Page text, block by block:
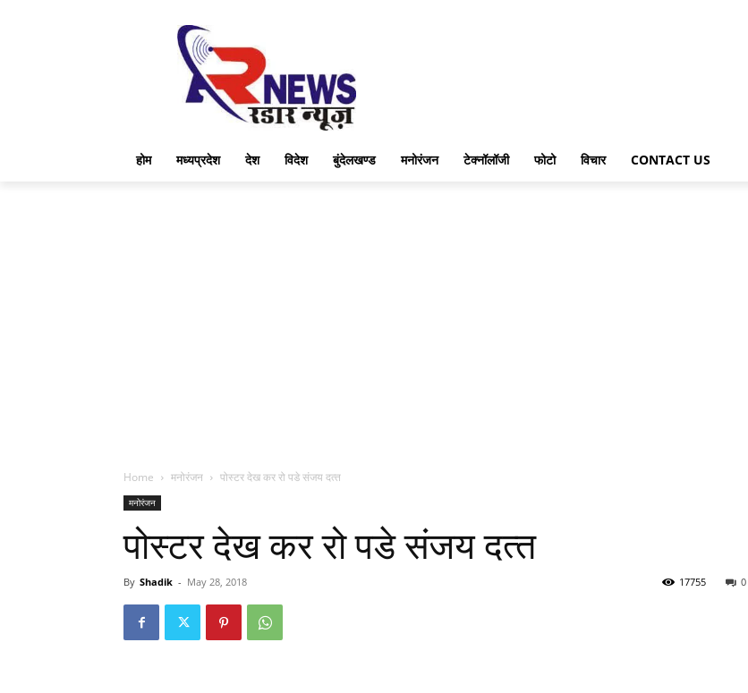
होम मध्यप्रदेश देश विदेश बुंदेलखण्ड मनोरंजन टेक्नॉलॉजी फोटो विचार CONTACT US
Home मनोरंजन पोस्‍टर देख कर रो पडे संजय दत्‍त
मनोरंजन
पोस्‍टर देख कर रो पडे संजय दत्‍त
By Shadik - May 28, 2018 0
17755